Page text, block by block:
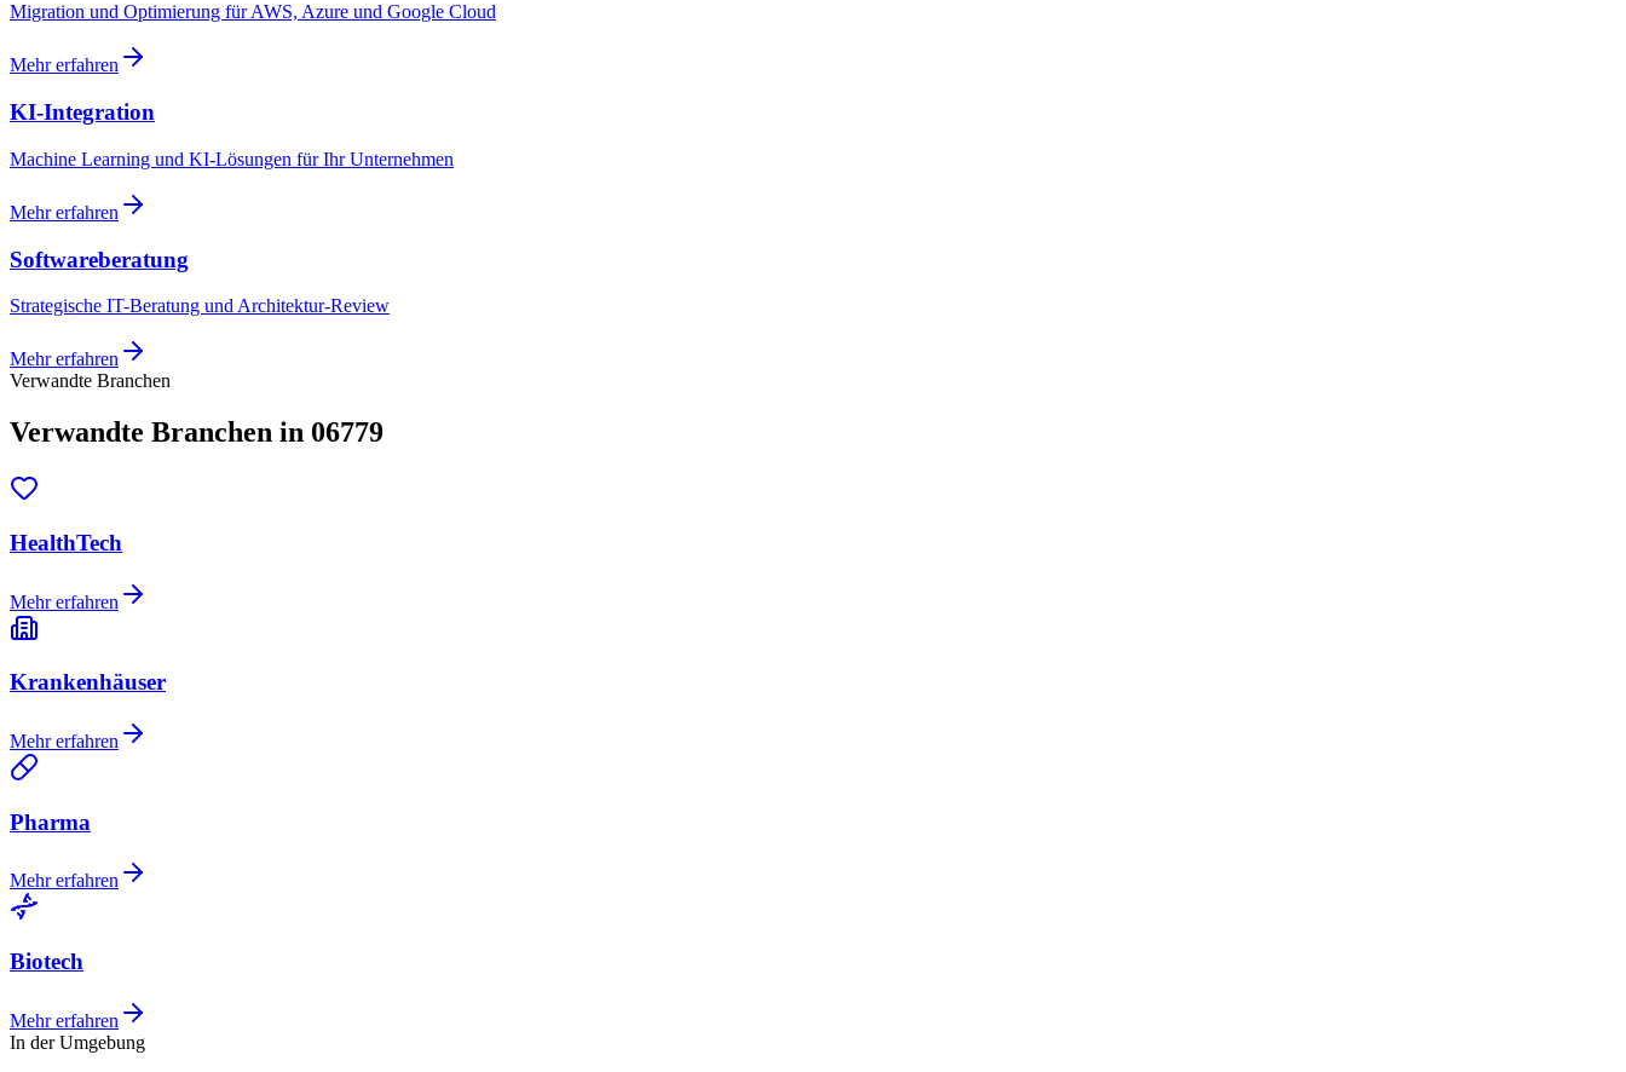
Migration und Optimierung für AWS, Azure und Google Cloud
Mehr erfahren
KI-Integration
Machine Learning und KI-Lösungen für Ihr Unternehmen
Mehr erfahren
Softwareberatung
Strategische IT-Beratung und Architektur-Review
Mehr erfahren
Verwandte Branchen
Verwandte Branchen in 06779
HealthTech
Mehr erfahren
Krankenhäuser
Mehr erfahren
Pharma
Mehr erfahren
Biotech
Mehr erfahren
In der Umgebung